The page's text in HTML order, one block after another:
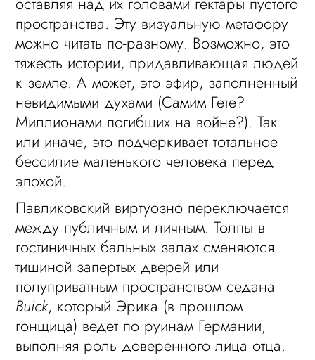
пространства. Эту визуальную метафору
можно читать по-разному. Возможно, это
тяжесть истории, придавливающая людей
к земле. А может, это эфир, заполненный
невидимыми духами (Самим Гете?
Миллионами погибших на войне?). Так
или иначе, это подчеркивает тотальное
бессилие маленького человека перед
эпохой.
Павликовский виртуозно переключается
между публичным и личным. Толпы в
гостиничных бальных залах сменяются
тишиной запертых дверей или
полуприватным пространством седана
Buick, который Эрика (в прошлом
гонщица) ведет по руинам Германии,
выполняя роль доверенного лица отца.